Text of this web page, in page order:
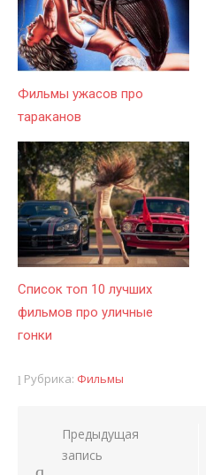
Фильмы ужасов про
тараканов
Список топ 10 лучших
фильмов про уличные
гонки
Рубрика: Фильмы
Навигация
Предыдущая
запись